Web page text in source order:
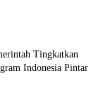
Tingkatkan
Indonesia Pintar